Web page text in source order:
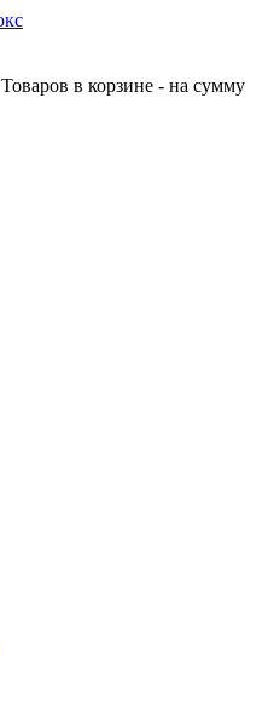
Товаров в корзине - на сумму